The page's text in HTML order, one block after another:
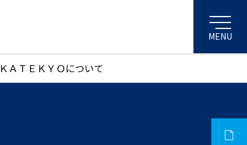
ＫＡＴＥＫＹＯについて